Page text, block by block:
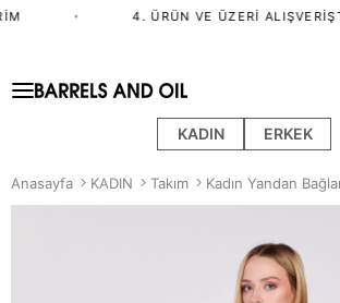
4. ÜRÜN VE ÜZERI
KADIN ERKEK
Anasayfa KADIN Takım Kadın Yandan